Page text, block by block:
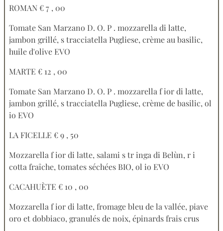
ROMAN € 7 , 00
Tomate San Marzano D. O. P . mozzarella di latte,
jambon grillé, s tracciatella Pugliese, crème au basilic,
huile d'olive EVO
MARTE € 12 , 00
Tomate San Marzano D. O. P . mozzarella f ior di latte,
jambon grillé, s tracciatella Pugliese, crème de basilic, ol
io EVO
LA FICELLE € 9 , 50
Mozzarella f ior di latte, salami s tr inga di Belùn, r i
cotta fraîche, tomates séchées BIO, ol io EVO
CACAHUÈTE € 10 , 00
Mozzarella f ior di latte, fromage bleu de la vallée, piave
oro et dobbiaco, granulés de noix, épinards frais crus